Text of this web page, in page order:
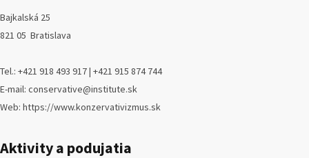
Bajkalská 25
821 05 Bratislava
Tel.: +421 918 493 917 | +421 915 874 744
E-mail: conservative@institute.sk
Web: https://www.konzervativizmus.sk
Aktivity a podujatia